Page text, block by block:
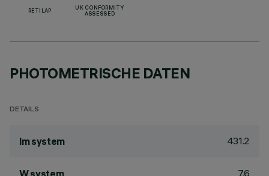
RETILAP
UK CONFORMITY
ASSESSED
PHOTOMETRISCHE DATEN
DETAILS
lm system 431.2
W system 7.6